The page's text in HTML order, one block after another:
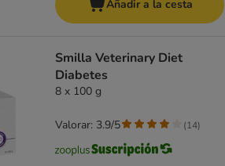
Añadir a la cesta
Smilla Veterinary Diet
Diabetes
8 x 100 g
Valorar: 3.9/5 (14)